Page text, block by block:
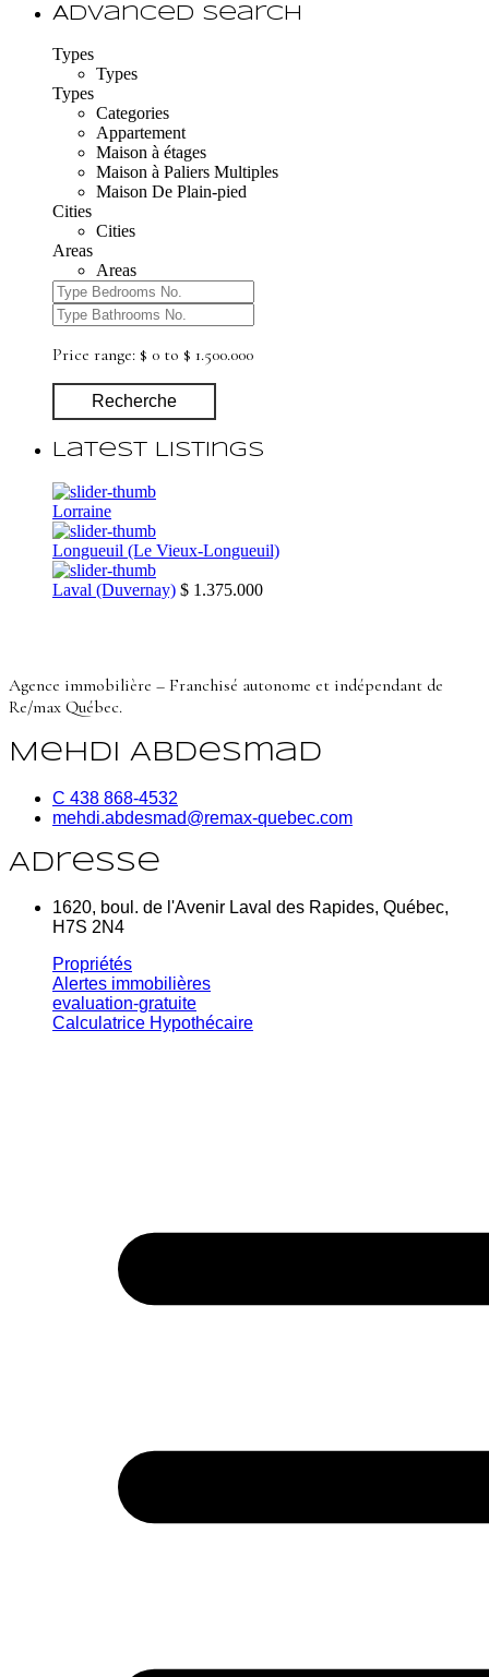
Advanced Search
Types
Types
Types
Categories
Appartement
Maison à étages
Maison à Paliers Multiples
Maison De Plain-pied
Cities
Cities
Areas
Areas
Price range: $ 0 to $ 1.500.000
Recherche
Latest Listings
Lorraine
Longueuil (Le Vieux-Longueuil)
Laval (Duvernay) $ 1.375.000
Agence immobilière – Franchisé autonome et indépendant de
Re/max Québec.
Mehdi Abdesmad
C 438 868-4532
mehdi.abdesmad@remax-quebec.com
Adresse
1620, boul. de l'Avenir Laval des Rapides, Québec,
H7S 2N4
Propriétés
Alertes immobilières
evaluation-gratuite
Calculatrice Hypothécaire